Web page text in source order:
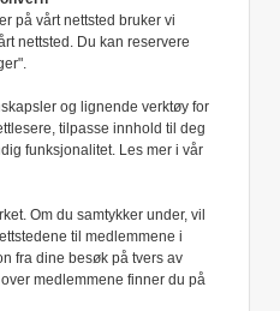
på vårt nettsted bruker vi
nettsted. Du kan reservere
og lignende verktøy for
tilpasse innhold til deg
funksjonalitet. Les mer i vår
Om du samtykker under, vil
til medlemmene i
fra dine besøk på tvers av
medlemmene finner du på